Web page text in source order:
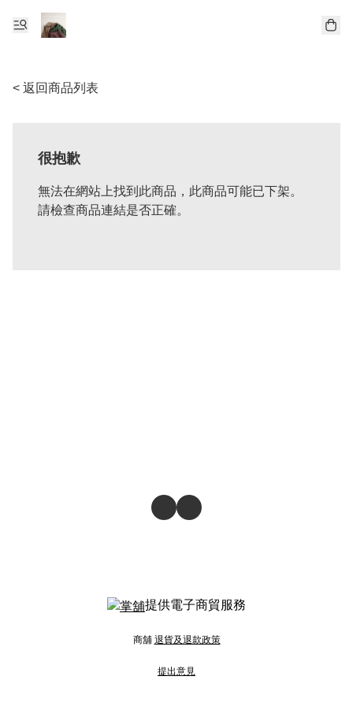
< 返回商品列表
很抱歉
無法在網站上找到此商品，此商品可能已下架。
請檢查商品連結是否正確。
提供電子商貿服務
商舖 退貨及退款政策
提出意見